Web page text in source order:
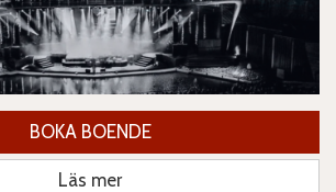
BOKA BOENDE
Läs mer